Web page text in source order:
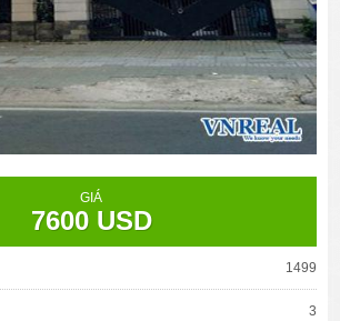
GIÁ
7600 USD
1499
3